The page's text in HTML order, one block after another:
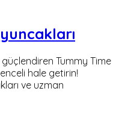
güçlendiren Tummy Time
hale getirin!
ve uzman